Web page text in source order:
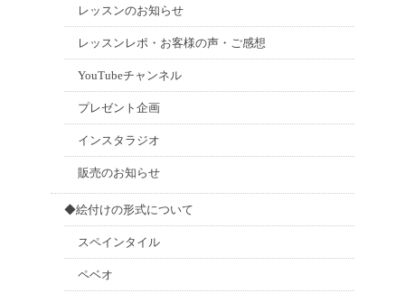
レッスンのお知らせ
レッスンレポ・お客様の声・ご感想
YouTubeチャンネル
プレゼント企画
インスタラジオ
販売のお知らせ
◆絵付けの形式について
スペインタイル
ペベオ